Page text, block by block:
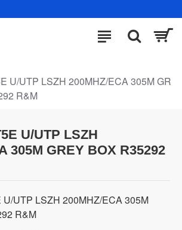
U/UTP LSZH 200MHZ/ECA 305M GR
R&M
U/UTP LSZH
305M GREY BOX R35292